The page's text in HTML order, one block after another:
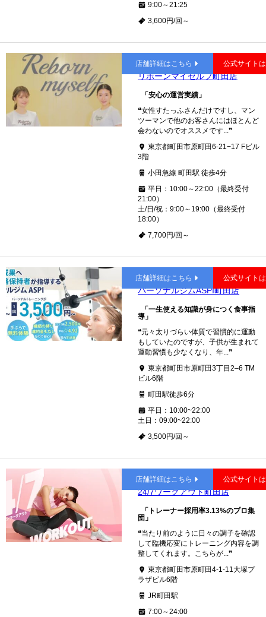
9:00～21:25
3,600円/回～
町田
リボーンマイセルフ町田店
「安心の運営実績」
❝女性すたっふさんだけですし、マン
ツーマンで他のお客さんにはほとんど
会わないのでオススメです...❞
東京都町田市原町田6-21−17 Fビル
3階
小田急線 町田駅 徒歩4分
平日：10:00～22:00（最終受付
21:00）
土/日/祝：9:00～19:00（最終受付
18:00）
7,700円/回～
店舗詳細はこちら 公式サイト
町田
パーソナルジムASPI町田店
「一生使える知識が身につく食事指
導」
❝元々太りづらい体質で習慣的に運動
もしていたのですが、子供が生まれて
運動習慣も少なくなり、年...❞
東京都町田市原町田3丁目2–6 TM
ビル6階
町田駅徒歩6分
平日：10:00~22:00
土日：09:00~22:00
3,500円/回～
店舗詳細はこちら 公式サイト
町田
24/7ワークアウト町田店
「トレーナー採用率3.13%のプロ集
団」
❝当たり前のように日々の調子を確認
して臨機応変にトレーニング内容を調
整してくれます。こちらが...❞
東京都町田市原町田4-1-11大塚プ
ラザビル6階
JR町田駅
7:00～24:00
店舗詳細はこちら 公式サイト